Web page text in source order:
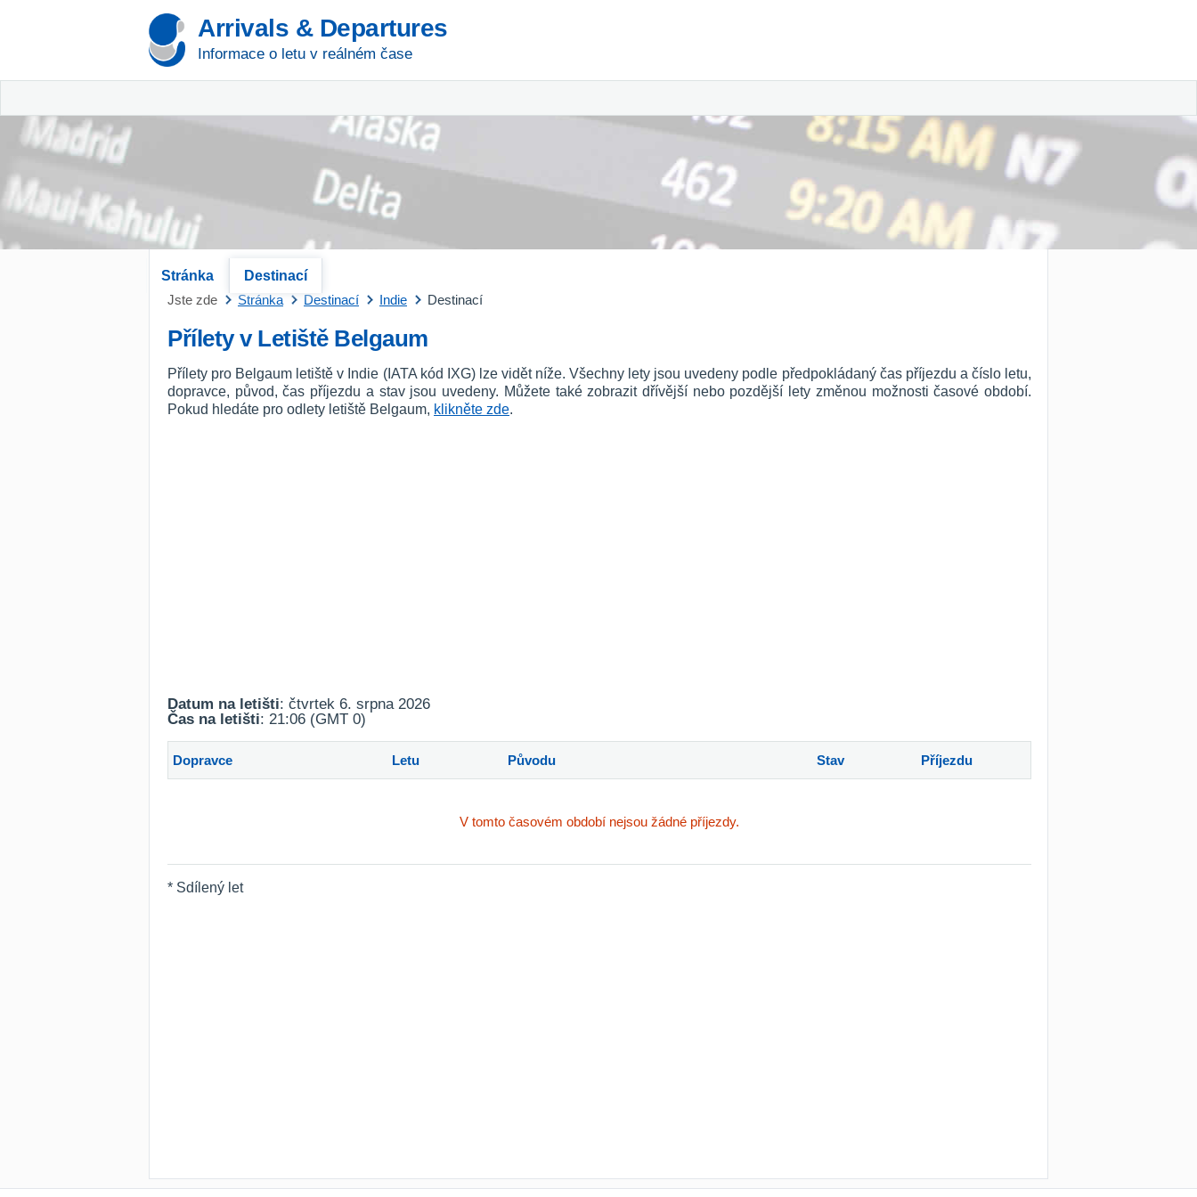
Arrivals & Departures
Informace o letu v reálném čase
Stránka
Destinací
Jste zde
Stránka Destinací Indie Destinací
Přílety v Letiště Belgaum
Přílety pro Belgaum letiště v Indie (IATA kód IXG) lze vidět níže. Všechny lety jsou uvedeny podle předpokládaný čas příjezdu a číslo letu,
dopravce, původ, čas příjezdu a stav jsou uvedeny. Můžete také zobrazit dřívější nebo pozdější lety změnou možnosti časové období.
Pokud hledáte pro odlety letiště Belgaum, klikněte zde.
Datum na letišti: čtvrtek 6. srpna 2026
Čas na letišti: 21:06 (GMT 0)
Dopravce Letu Původu Stav Příjezdu
V tomto časovém období nejsou žádné příjezdy.
* Sdílený let